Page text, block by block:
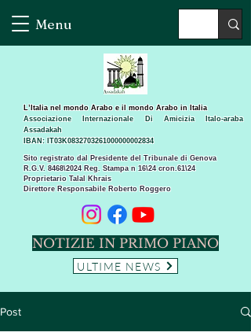
Menu
Sito registrato dal Presidente del Tribunale di Genova
R.G.V. 8468\2024 Reg. Stampa n 16\24 cron.61\24 ​
Proprietario Talal Khrais
Direttore Responsabile Roberto Roggero
L’Italia nel mondo Arabo e il mondo Arabo in Italia
Associazione Internazionale Di Amicizia Italo-araba
Assadakah
IBAN: IT03K0832703261000000002834
NOTIZIE IN PRIMO PIANO
ULTIME NEWS
Post